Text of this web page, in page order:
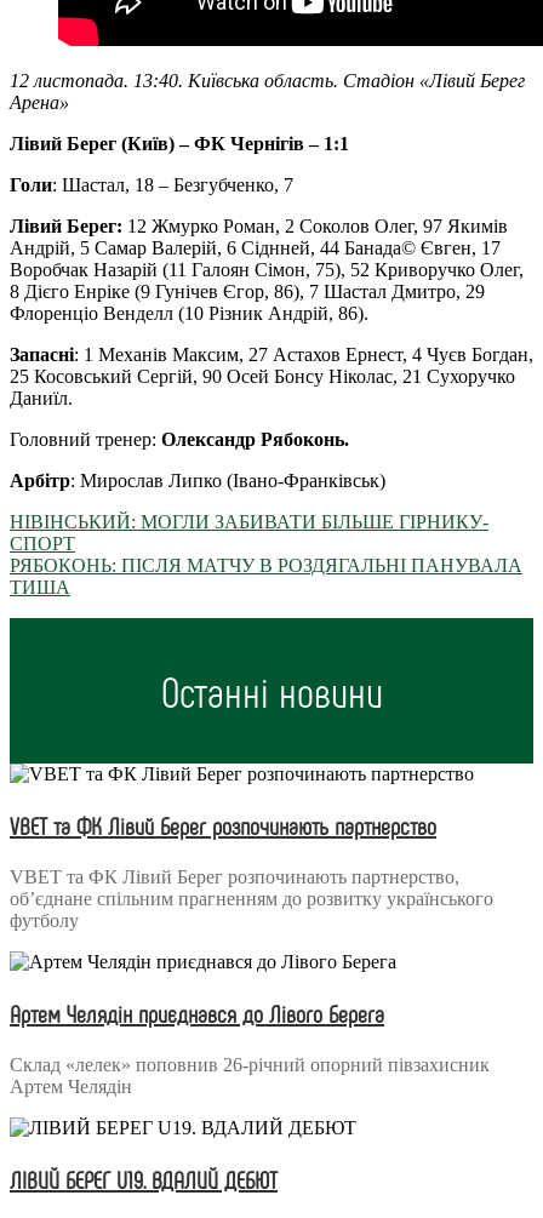
12 листопада. 13:40. Київська область. Стадіон «Лівий Берег
Арена»
Лівий Берег (Київ) – ФК Чернігів – 1:1
Голи: Шастал, 18 – Безгубченко, 7
Лівий Берег: 12 Жмурко Роман, 2 Соколов Олег, 97 Якимів
Андрій, 5 Самар Валерій, 6 Сіднней, 44 Банада© Євген, 17
Воробчак Назарій (11 Галоян Сімон, 75), 52 Криворучко Олег,
8 Дієго Енріке (9 Гунічев Єгор, 86), 7 Шастал Дмитро, 29
Флоренціо Венделл (10 Різник Андрій, 86).
Запасні: 1 Механів Максим, 27 Астахов Ернест, 4 Чуєв Богдан,
25 Косовський Сергій, 90 Осей Бонсу Ніколас, 21 Сухоручко
Даниїл.
Головний тренер: Олександр Рябоконь.
Арбітр: Мирослав Липко (Івано-Франківськ)
НІВІНСЬКИЙ: МОГЛИ ЗАБИВАТИ БІЛЬШЕ ГІРНИКУ-
СПОРТ
РЯБОКОНЬ: ПІСЛЯ МАТЧУ В РОЗДЯГАЛЬНІ ПАНУВАЛА
ТИША
Останні новини
VBET та ФК Лівий Берег розпочинають партнерство
VBET та ФК Лівий Берег розпочинають партнерство,
об’єднане спільним прагненням до розвитку українського
футболу
Артем Челядін приєднався до Лівого Берега
Склад «лелек» поповнив 26-річний опорний півзахисник
Артем Челядін
ЛІВИЙ БЕРЕГ U19. ВДАЛИЙ ДЕБЮТ